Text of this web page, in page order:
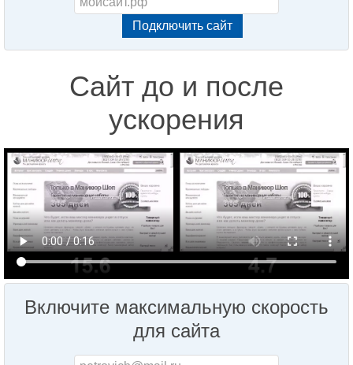
Сайт до и после
ускорения
Включите максимальную скорость
для сайта